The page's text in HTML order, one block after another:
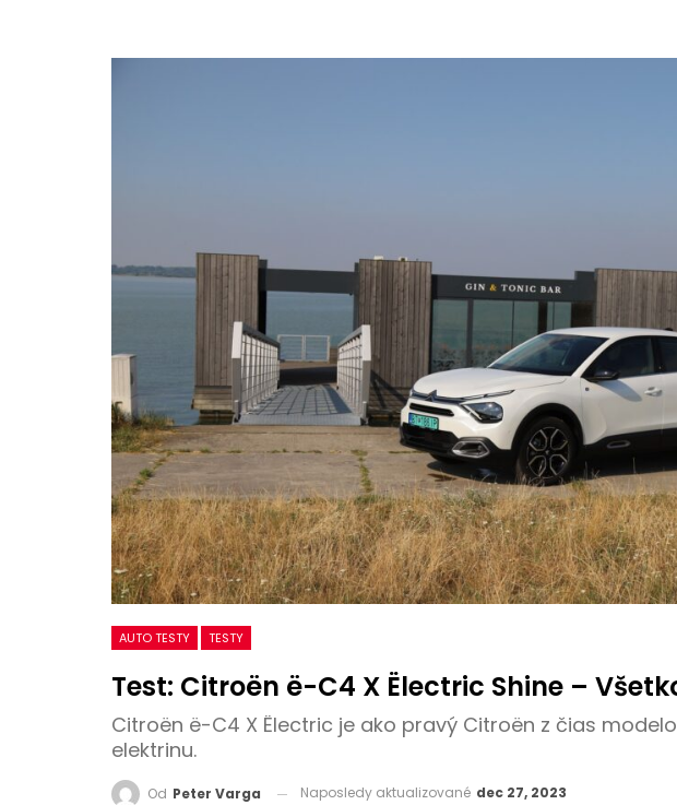
AUTO TESTY TESTY
Test: Citroën ë-C4 X Ëlectric Shine –
Citroën ë-C4 X Ëlectric je ako pravý Citroën z čias
elektrinu.
Od Peter Varga Naposledy aktualizované dec 27, 2023